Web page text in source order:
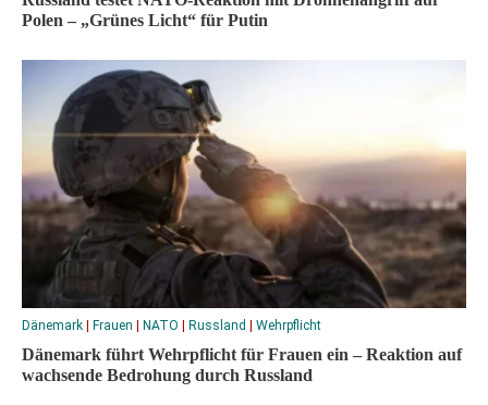
Polen – „Grünes Licht“ für Putin
Dänemark | Frauen | NATO | Russland | Wehrpflicht
Dänemark führt Wehrpflicht für Frauen ein – Reaktion auf
wachsende Bedrohung durch Russland